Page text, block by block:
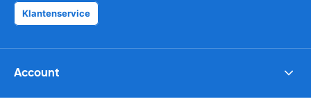
Klantenservice
Account